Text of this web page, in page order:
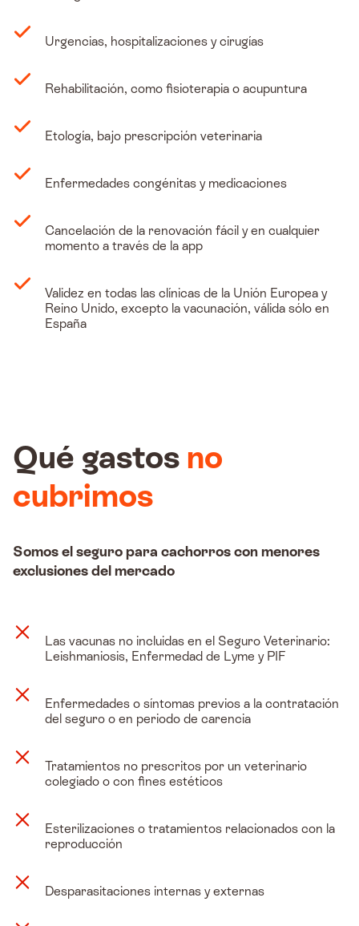
Urgencias, hospitalizaciones y cirugías
Rehabilitación, como fisioterapia o acupuntura
Etología, bajo prescripción veterinaria
Enfermedades congénitas y medicaciones
Cancelación de la renovación fácil y en cualquier
momento a través de la app
Validez en todas las clínicas de la Unión Europea y
Reino Unido, excepto la vacunación, válida sólo en
España
Qué gastos no
cubrimos
Somos el seguro para cachorros con menores
exclusiones del mercado
Las vacunas no incluidas en el Seguro Veterinario:
Leishmaniosis, Enfermedad de Lyme y PIF
Enfermedades o síntomas previos a la contratación
del seguro o en periodo de carencia
Tratamientos no prescritos por un veterinario
colegiado o con fines estéticos
Esterilizaciones o tratamientos relacionados con la
reproducción
Desparasitaciones internas y externas